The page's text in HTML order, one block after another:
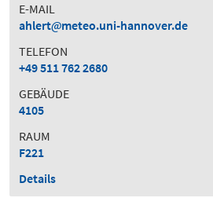
E-MAIL
ahlert
meteo.uni-hannover.de
TELEFON
+49 511 762 2680
GEBÄUDE
4105
RAUM
F221
Details